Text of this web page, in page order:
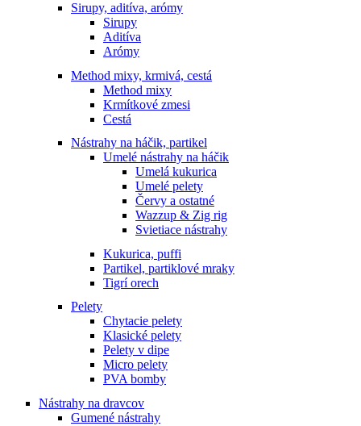
Sirupy, aditíva, arómy
Sirupy
Aditíva
Arómy
Method mixy, krmivá, cestá
Method mixy
Krmítkové zmesi
Cestá
Nástrahy na háčik, partikel
Umelé nástrahy na háčik
Umelá kukurica
Umelé pelety
Červy a ostatné
Wazzup & Zig rig
Svietiace nástrahy
Kukurica, puffi
Partikel, partiklové mraky
Tigrí orech
Pelety
Chytacie pelety
Klasické pelety
Pelety v dipe
Micro pelety
PVA bomby
Nástrahy na dravcov
Gumené nástrahy